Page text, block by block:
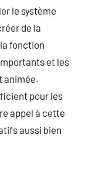
le système
de la
fonction
et les
animée.
pour les
appel à cette
aussi bien